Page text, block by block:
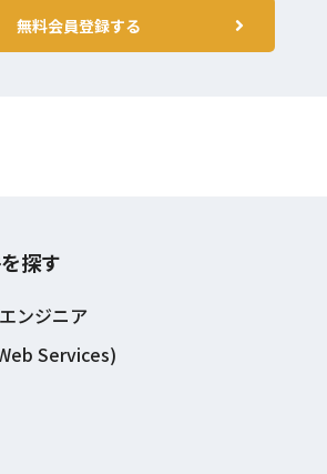
無料会員登録する
探す
ンジニア
Services)